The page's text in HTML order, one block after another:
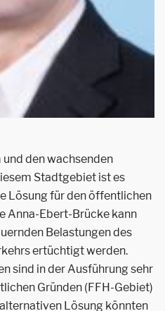
den wachsenden
Stadtgebiet ist es
Lösung für den öffentlichen
Anna-Ebert-Brücke kann
Belastungen des
ertüchtigt werden.
sind in der Ausführung sehr
Gründen (FFH-Gebiet)
Lösung könnten